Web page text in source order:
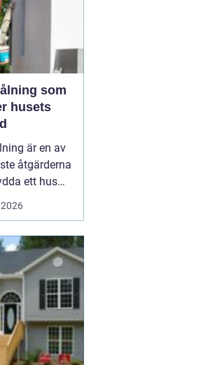
som
husets
är en av
åtgärderna
ett hus
vind och
tid. Genom
välja rätt
och utföra